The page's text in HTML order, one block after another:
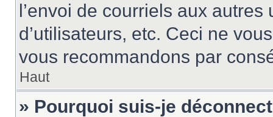
l’envoi de courriels aux
d’utilisateurs, etc. Ceci ne
vous recommandons par
Haut
» Pourquoi suis-je